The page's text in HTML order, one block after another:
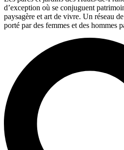
d’exception où se conjuguent
paysagère et art de vivre. Un réseau
porté par des femmes et des hommes